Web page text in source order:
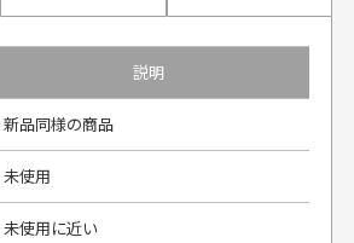
説明
新品同様の商品
未使用
未使用に近い